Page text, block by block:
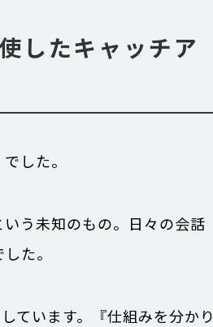
したキャッチア
した。
う未知のもの。日々の会話
た。
ています。『仕組みを分かり